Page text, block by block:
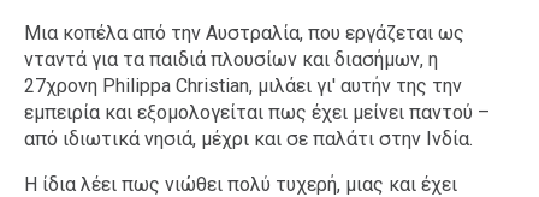
Μια κοπέλα από την Αυστραλία, που εργάζεται ως
νταντά για τα παιδιά πλουσίων και διασήμων, η
27χρονη Philippa Christian, μιλάει γι' αυτήν της την
εμπειρία και εξομολογείται πως έχει μείνει παντού –
από ιδιωτικά νησιά, μέχρι και σε παλάτι στην Ινδία.
Η ίδια λέει πως νιώθει πολύ τυχερή, μιας και έχει